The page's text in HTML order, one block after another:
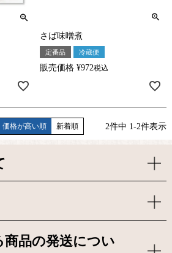
さば味噌煮
定番品 冷蔵便
販売価格 ¥972税込
価格が高い順 新着順 2件中 1-2件表示
商品の発送につい